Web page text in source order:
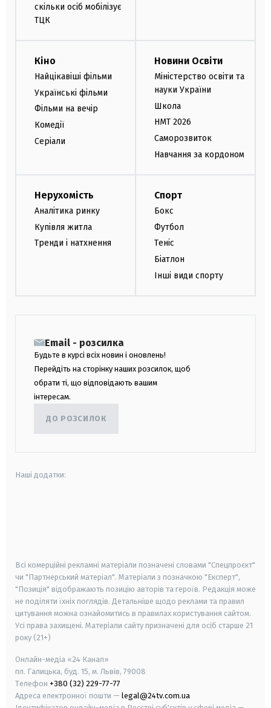
скільки осіб мобілізує
ТЦК
Кіно
Найцікавіші фільми
Українські фільми
Фільми на вечір
Комедії
Серіали
Новини Освіти
Міністерство освіти та
науки України
Школа
НМТ 2026
Саморозвиток
Навчання за кордоном
Нерухомість
Аналітика ринку
Купівля житла
Тренди і натхнення
Спорт
Бокс
Футбол
Теніс
Біатлон
Інші види спорту
Email - розсилка
Будьте в курсі всіх новин і оновлень!
Перейдіть на сторінку наших розсилок, щоб
обрати ті, що відповідають вашим
інтересам.
ДО РОЗСИЛОК
Наші додатки:
Всі комерційні рекламні матеріали позначені словами "Спецпроєкт"
чи "Партнерський матеріал". Матеріали з позначкою "Експерт",
"Позиція" відображають позицію авторів та героїв. Редакція може
не поділяти їхніх поглядів. Детальніше щодо реклами та правил
цитування можна ознайомитись в правилах користування сайтом.
Усі права захищені. Матеріали сайту призначені для осіб старше 21
року (21+)
Онлайн-медіа «24 Канал»
пл. Галицька, буд. 15, м. Львів, 79008
Телефон +380 (32) 229-77-77
Адреса електронної пошти — legal@24tv.com.ua